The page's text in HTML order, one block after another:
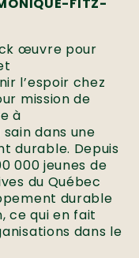
œuvre pour
l’espoir chez
mission de
à
dans une
durable. Depuis
000 jeunes de
du Québec
durable
ce qui en fait
dans le